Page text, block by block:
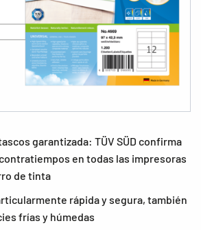
garantizada: TÜV SÜD confirma
en todas las impresoras
de tinta
rápida y segura, también
frías y húmedas